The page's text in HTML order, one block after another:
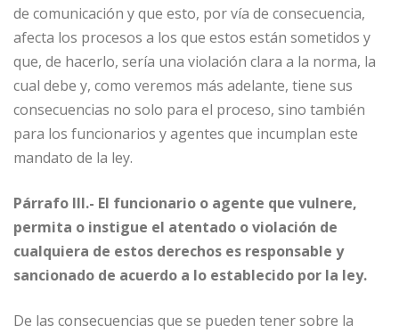
de comunicación y que esto, por vía de consecuencia,
afecta los procesos a los que estos están sometidos y
que, de hacerlo, sería una violación clara a la norma, la
cual debe y, como veremos más adelante, tiene sus
consecuencias no solo para el proceso, sino también
para los funcionarios y agentes que incumplan este
mandato de la ley.
Párrafo III.- El funcionario o agente que vulnere,
permita o instigue el atentado o violación de
cualquiera de estos derechos es responsable y
sancionado de acuerdo a lo establecido por la ley.
De las consecuencias que se pueden tener sobre la